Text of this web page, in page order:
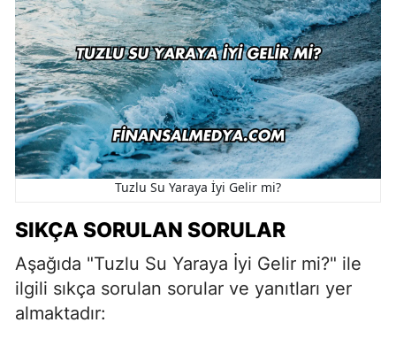
Tuzlu Su Yaraya İyi Gelir mi?
SIKÇA SORULAN SORULAR
Aşağıda "Tuzlu Su Yaraya İyi Gelir mi?" ile
ilgili sıkça sorulan sorular ve yanıtları yer
almaktadır: